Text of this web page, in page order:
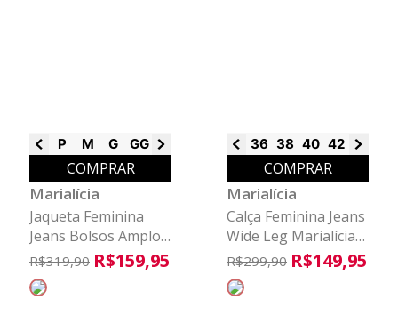
P M G GG G1
COMPRAR
Marialícia
Jaqueta Feminina
Jeans Bolsos Amplos
Marialícia Preto
R$319,90 R$159,95
36 38 40 42 44
COMPRAR
Marialícia
Calça Feminina Jeans
Wide Leg Marialícia
Azul
R$299,90 R$149,95